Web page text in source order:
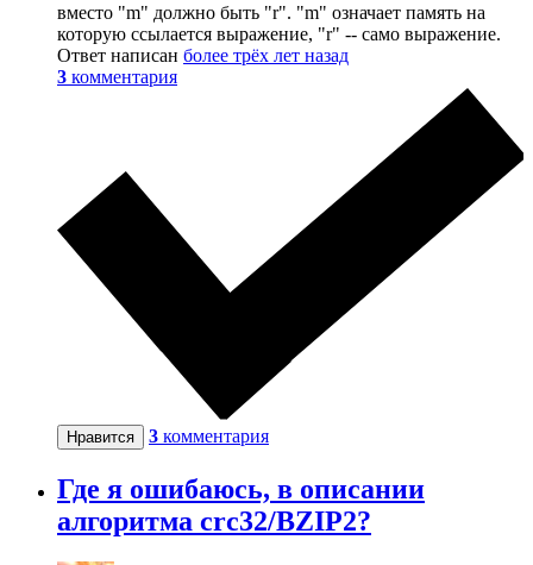
вместо "m" должно быть "r". "m" означает память на
которую ссылается выражение, "r" -- само выражение.
Ответ написан более трёх лет назад
3 комментария
Нравится 3 комментария
Где я ошибаюсь, в описании
алгоритма crc32/BZIP2?